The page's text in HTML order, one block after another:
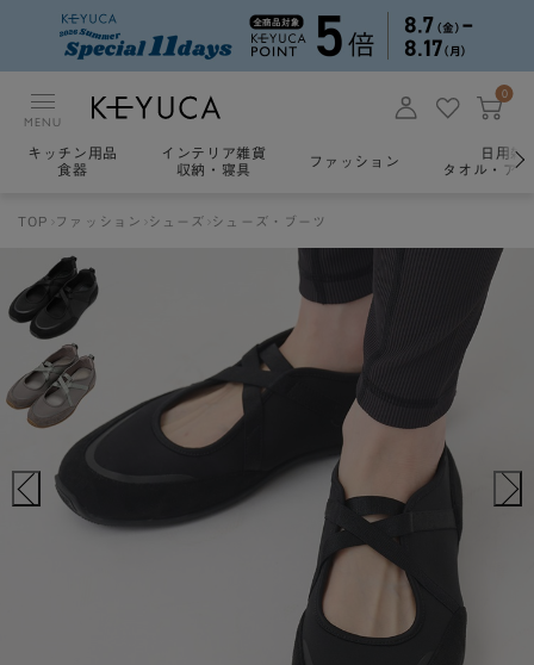
MENU
0
キッチン用品
食器
インテリア雑貨
収納・寝具
ファッション
日用雑
タオル・ア
TOP ファッション シューズ シューズ・ブーツ